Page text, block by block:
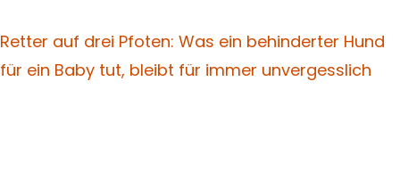
Retter auf drei Pfoten: Was ein behinderter Hund
für ein Baby tut, bleibt für immer unvergesslich